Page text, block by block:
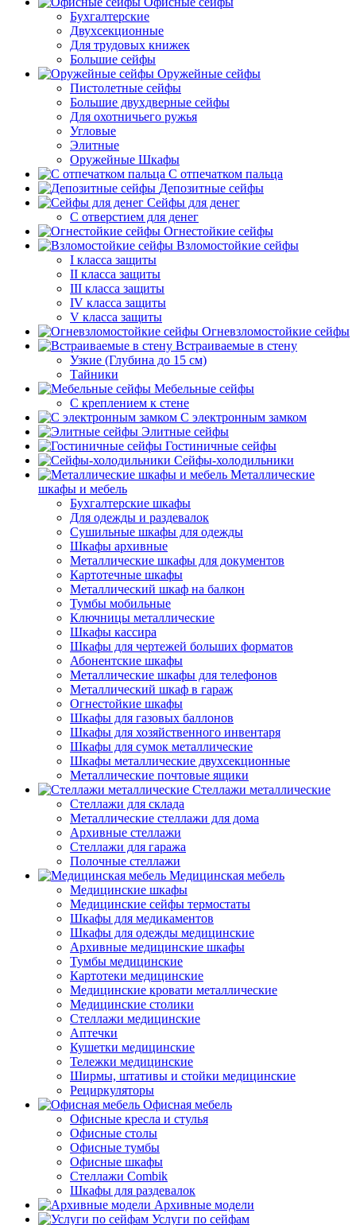
Бухгалтерские
Двухсекционные
Для трудовых книжек
Большие сейфы
Оружейные сейфы
Пистолетные сейфы
Большие двухдверные сейфы
Для охотничьего ружья
Угловые
Элитные
Оружейные Шкафы
С отпечатком пальца
Депозитные сейфы
Сейфы для денег
С отверстием для денег
Огнестойкие сейфы
Взломостойкие сейфы
I класса защиты
II класса защиты
III класса защиты
IV класса защиты
V класса защиты
Огневзломостойкие сейфы
Встраиваемые в стену
Узкие (Глубина до 15 см)
Тайники
Мебельные сейфы
С креплением к стене
С электронным замком
Элитные сейфы
Гостиничные сейфы
Сейфы-холодильники
Металлические
шкафы и мебель
Бухгалтерские шкафы
Для одежды и раздевалок
Сушильные шкафы для одежды
Шкафы архивные
Металлические шкафы для документов
Картотечные шкафы
Металлический шкаф на балкон
Тумбы мобильные
Ключницы металлические
Шкафы кассира
Шкафы для чертежей больших форматов
Абонентские шкафы
Металлические шкафы для телефонов
Металлический шкаф в гараж
Огнестойкие шкафы
Шкафы для газовых баллонов
Шкафы для хозяйственного инвентаря
Шкафы для сумок металлические
Шкафы металлические двухсекционные
Металлические почтовые ящики
Стеллажи металлические
Стеллажи для склада
Металлические стеллажи для дома
Архивные стеллажи
Стеллажи для гаража
Полочные стеллажи
Медицинская мебель
Медицинские шкафы
Медицинские сейфы термостаты
Шкафы для медикаментов
Шкафы для одежды медицинские
Архивные медицинские шкафы
Тумбы медицинские
Картотеки медицинские
Медицинские кровати металлические
Медицинские столики
Стеллажи медицинские
Аптечки
Кушетки медицинские
Тележки медицинские
Ширмы, штативы и стойки медицинские
Рециркуляторы
Офисная мебель
Офисные кресла и стулья
Офисные столы
Офисные тумбы
Офисные шкафы
Стеллажи Combik
Шкафы для раздевалок
Архивные модели
Услуги по сейфам